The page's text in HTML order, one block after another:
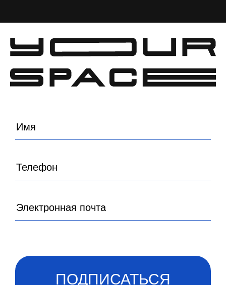
ПОДПИСАТЬСЯ